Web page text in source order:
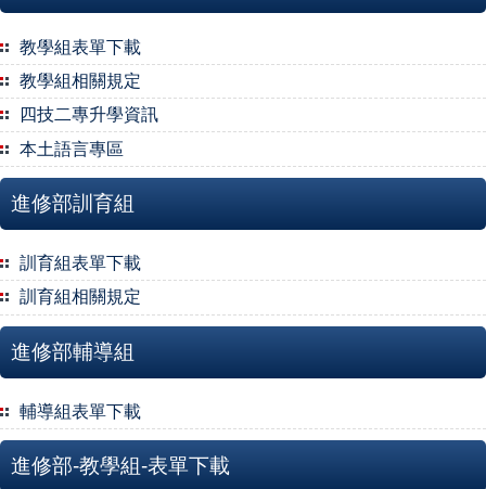
教學組表單下載
教學組相關規定
四技二專升學資訊
本土語言專區
進修部訓育組
訓育組表單下載
訓育組相關規定
進修部輔導組
輔導組表單下載
進修部-教學組-表單下載